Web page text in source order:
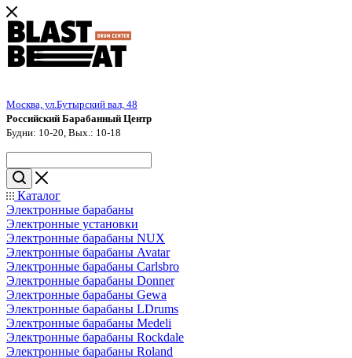
Москва, ул.Бутырский вал, 48
Российский Барабанный Центр
Будни: 10-20, Вых.: 10-18
Каталог
Электронные барабаны
Электронные установки
Электронные барабаны NUX
Электронные барабаны Avatar
Электронные барабаны Carlsbro
Электронные барабаны Donner
Электронные барабаны Gewa
Электронные барабаны LDrums
Электронные барабаны Medeli
Электронные барабаны Rockdale
Электронные барабаны Roland